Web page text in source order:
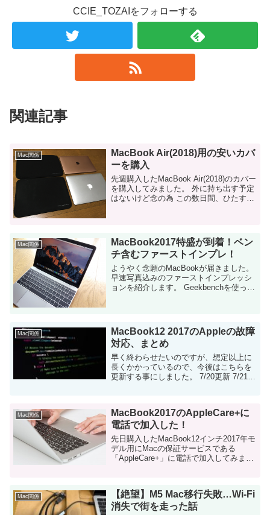
CCIE_TOZAIをフォローする
関連記事
Mac関係
MacBook Air(2018)用の安いカバ
ーを購入
先週購入したMacBook Air(2018)のカバー
を購入してみました。 外に持ち出す予定
はないけど念の為 この数日間、ひたすら
Mac関係
MacBook2017特盛が到着！ベン
チ含むファーストインプレ！
ようやく念願のMacBookが届きました。
早速写真込みのファーストインプレッシ
ョンを紹介します。 Geekbenchを使った
Mac関係
MacBook12 2017のAppleの故障
対応、まとめ
早く終わらせたいのですが、想定以上に
長くかかっているので、今後はこちらを
更新する事にしました。 7/20更新 7/21更
Mac関係
MacBook2017のAppleCare+に
電話で加入した！
先日購入したMacBook12インチ2017年モ
デル用にMacの保証サービスである
「AppleCare+」に電話で加入してみまし
「Mac購入後の電話での...
Mac関係
【絶望】M5 Mac移行失敗…Wi-Fi
消失で街を走った話